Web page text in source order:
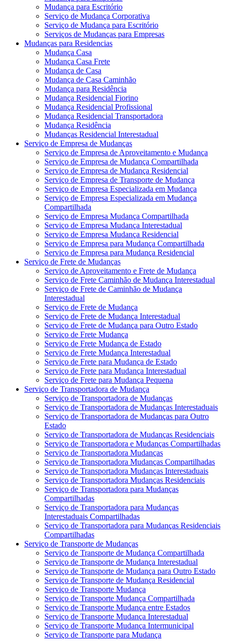
Mudança para Escritório
Serviço de Mudança Corporativa
Serviço de Mudança para Escritório
Serviços de Mudanças para Empresas
Mudanças para Residencias
Mudança Casa
Mudança Casa Frete
Mudança de Casa
Mudança de Casa Caminhão
Mudança para Residência
Mudança Residencial Fiorino
Mudança Residencial Profissional
Mudança Residencial Transportadora
Mudança Residência
Mudanças Residencial Interestadual
Serviço de Empresa de Mudanças
Serviço de Empresa de Aproveitamento e Mudança
Serviço de Empresa de Mudança Compartilhada
Serviço de Empresa de Mudança Residencial
Serviço de Empresa de Transporte de Mudança
Serviço de Empresa Especializada em Mudança
Serviço de Empresa Especializada em Mudança
Compartilhada
Serviço de Empresa Mudança Compartilhada
Serviço de Empresa Mudança Interestadual
Serviço de Empresa Mudança Residencial
Serviço de Empresa para Mudança Compartilhada
Serviço de Empresa para Mudança Residencial
Serviço de Frete de Mudanças
Serviço de Aproveitamento e Frete de Mudança
Serviço de Frete Caminhão de Mudança Interestadual
Serviço de Frete de Caminhão de Mudança
Interestadual
Serviço de Frete de Mudança
Serviço de Frete de Mudança Interestadual
Serviço de Frete de Mudança para Outro Estado
Serviço de Frete Mudança
Serviço de Frete Mudança de Estado
Serviço de Frete Mudança Interestadual
Serviço de Frete para Mudança de Estado
Serviço de Frete para Mudança Interestadual
Serviço de Frete para Mudança Pequena
Serviço de Transportadora de Mudança
Serviço de Transportadora de Mudanças
Serviço de Transportadora de Mudanças Interestaduais
Serviço de Transportadora de Mudanças para Outro
Estado
Serviço de Transportadora de Mudanças Residenciais
Serviço de Transportadora e Mudanças Compartilhadas
Serviço de Transportadora Mudanças
Serviço de Transportadora Mudanças Compartilhadas
Serviço de Transportadora Mudanças Interestaduais
Serviço de Transportadora Mudanças Residenciais
Serviço de Transportadora para Mudanças
Compartilhadas
Serviço de Transportadora para Mudanças
Interestaduais Compartilhadas
Serviço de Transportadora para Mudanças Residenciais
Compartilhadas
Serviço de Transporte de Mudanças
Serviço de Transporte de Mudança Compartilhada
Serviço de Transporte de Mudança Interestadual
Serviço de Transporte de Mudança para Outro Estado
Serviço de Transporte de Mudança Residencial
Serviço de Transporte Mudança
Serviço de Transporte Mudança Compartilhada
Serviço de Transporte Mudança entre Estados
Serviço de Transporte Mudança Interestadual
Serviço de Transporte Mudança Intermunicipal
Serviço de Transporte para Mudança